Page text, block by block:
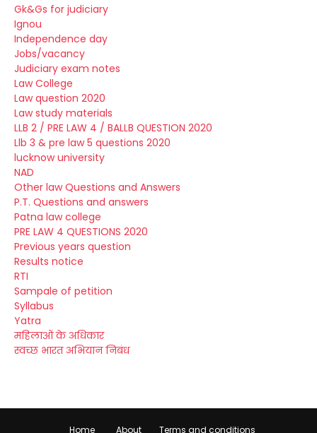
Gk&Gs for judiciary
Ignou
Independence day
Jobs/vacancy
Judiciary exam notes
Law College
Law question 2020
Law study materials
LLB 2 / PRE LAW 4 / BALLB QUESTION 2020
Llb 3 & pre law 5 questions 2020
lucknow university
NAD
Other law Questions and Answers
P.T. Questions and answers
Patna law college
PRE LAW 4 QUESTIONS 2020
Previous years question
Results notice
RTI
Sampale of petition
Syllabus
Yatra
महिलाओं के अधिकार
स्वच्छ भारत अभियान निबंध
Home About Terms and conditions